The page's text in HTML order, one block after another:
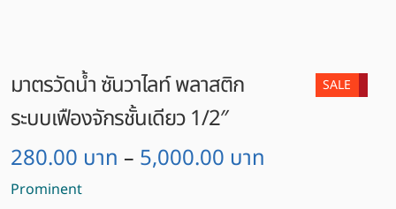
มาตรวัดน้ำ ซันวาไลท์ พลาสติก
ระบบเฟืองจักรชั้นเดียว 1/2″
280.00 บาท – 5,000.00 บาท
SALE
Prominent